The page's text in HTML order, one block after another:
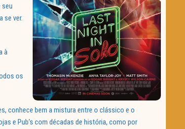
seu
se ver.
à
os
conhece bem a mistura entre o clássico e o
e Pub’s com décadas de história, como por